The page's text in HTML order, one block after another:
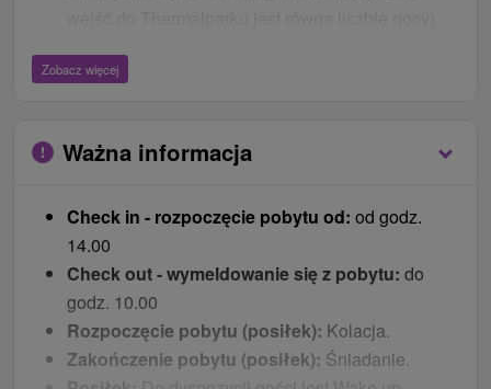
Kneippa - Kneippa suchy spacer - hydromasaż
specjalne ceremonie saunowe
parking
połączenie WiFi
Ceny - Bonusy
w okresie Wielkanocy animacje dla dzieci, w
Poniedziałek Wielkanocny śniadania tematyczne
Zobacz więcej
Ważna informacja
Check in - rozpoczęcie pobytu od: od godz.
14.00
Check out - wymeldowanie się z pobytu: do
godz. 10.00
Rozpoczęcie pobytu (posiłek): Kolacja.
Zakończenie pobytu (posiłek): Śniadanie.